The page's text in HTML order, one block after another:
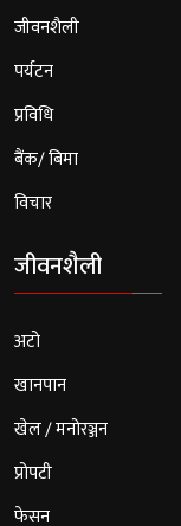
जीवनशैली
पर्यटन
प्रविधि
बैंक/ बिमा
विचार
जीवनशैली
अटो
खानपान
खेल / मनोरञ्जन
प्रोपटी
फेसन